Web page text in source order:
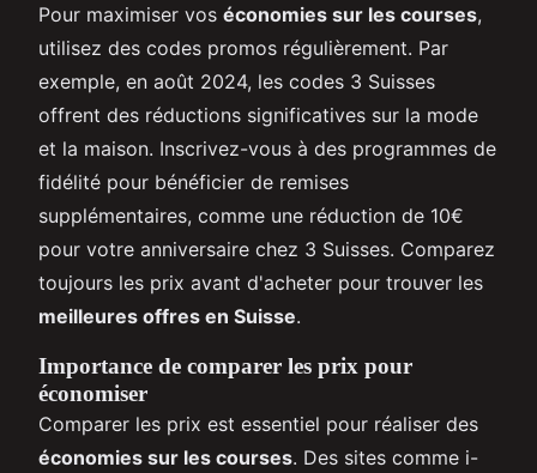
Pour maximiser vos économies sur les courses,
utilisez des codes promos régulièrement. Par
exemple, en août 2024, les codes 3 Suisses
offrent des réductions significatives sur la mode
et la maison. Inscrivez-vous à des programmes de
fidélité pour bénéficier de remises
supplémentaires, comme une réduction de 10€
pour votre anniversaire chez 3 Suisses. Comparez
toujours les prix avant d'acheter pour trouver les
meilleures offres en Suisse.
Importance de comparer les prix pour
économiser
Comparer les prix est essentiel pour réaliser des
économies sur les courses. Des sites comme i-